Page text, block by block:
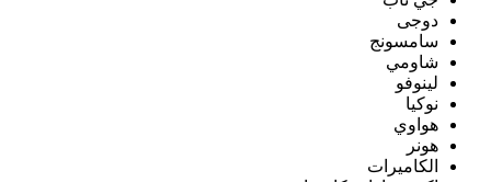
دوجى
سامسونج
شاومي
لينوفو
نوكيا
هواوي
هونر
الكاميرات